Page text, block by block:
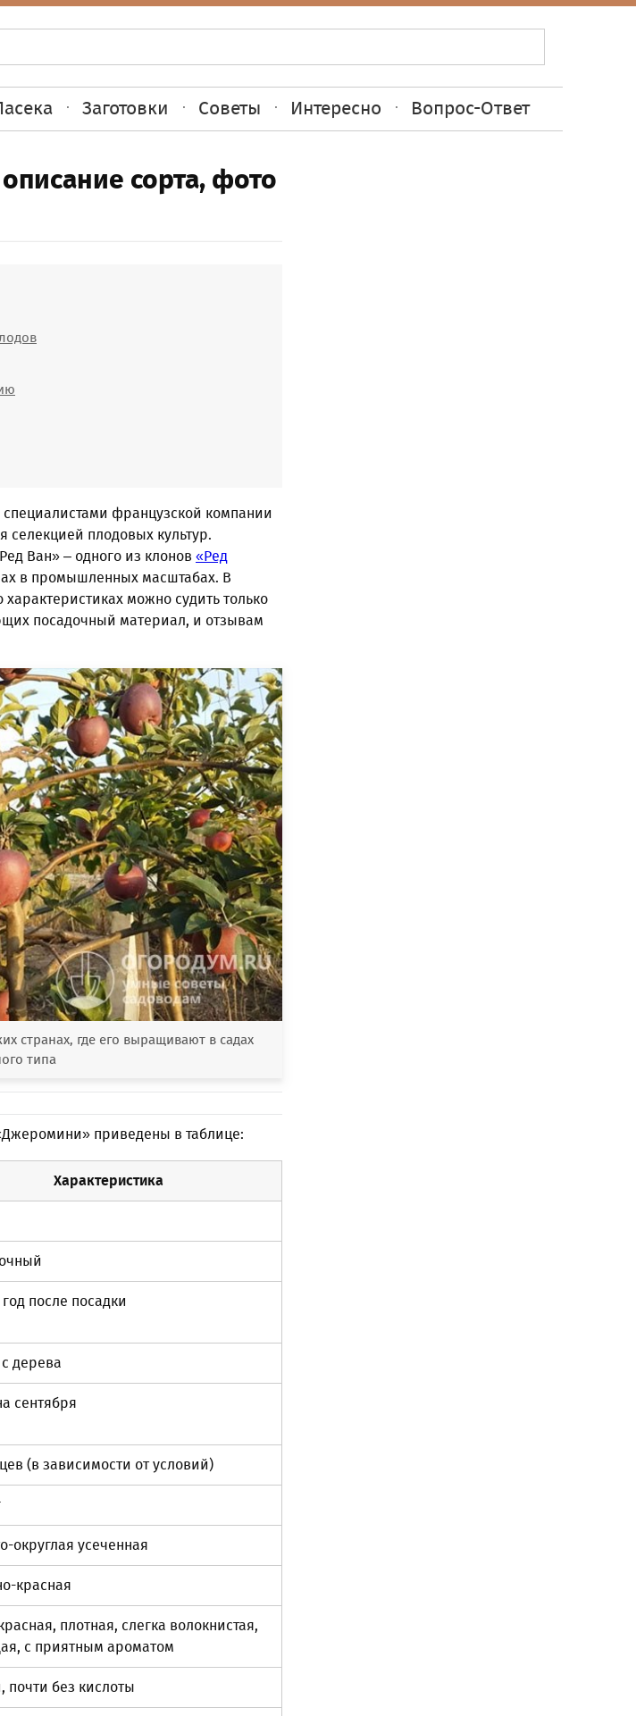
Заготовки Советы Интересно Вопрос-Ответ
сорта, фото
французской компании
плодовых культур.
Ван» – одного из клонов «Ред
в промышленных масштабах. В
можно судить только
посадочный материал, и отзывам
странах, где его выращивают в садах
типа
приведены в таблице:
Характеристика
после посадки
дерева
сентября
(в зависимости от условий)
округлая усеченная
красная
плотная, слегка волокнистая,
с приятным ароматом
почти без кислоты